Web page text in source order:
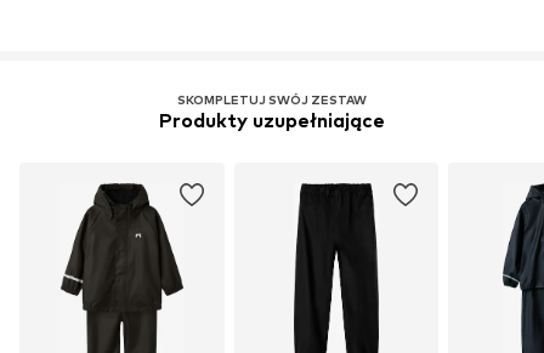
SKOMPLETUJ SWÓJ ZESTAW
Produkty uzupełniające